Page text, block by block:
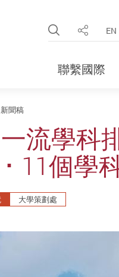
Open Site
分享 EN
聯繫國際
新聞稿
流學科
11個學
大學策劃處